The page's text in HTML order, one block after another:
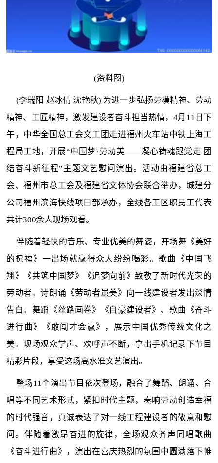
(资料图)
(李瑞阳 赵冰倩 沈艳秋) 为进一步弘扬劳模精神、劳动
精神、工匠精神，激发建设者奋斗担当热情，4月11日下
午，中华全国总工会文工团走进福州火车站中铁上海工
程局工地，开展“中国梦·劳动美——凝心铸魂跟党走 团
结奋斗新征程”主题文艺慰问演出。活动由福建省总工
会、福州市总工会及福建省文体协会联合举办，城建分
公司福州滨海快线项目部承办，全线各工区职民工代表
共计300余人现场观看。
伴随着轻快的音乐、专业优美的舞姿，开场舞《美好
的祝福》一出场就赢得众人纷纷喝彩。歌曲《中国飞
翔》《共筑中国梦》《追梦向前》致敬了新时代光荣的
劳动者。诗朗诵《劳动者虽美》向一线建设者发出深情
告白。舞蹈《丝路画卷》《自豪建设者》、歌曲《奋斗
进行曲》《敢闯才会赢》，展示中国优秀传统文化之
美。现场观众掌声、欢呼声不断，拿出手机记录下节目
精彩片段，享受这场高水准文艺演出。
整场11个演出节目依次登场，融合了舞蹈、朗诵、合
唱等不同艺术形式，紧扣时代主题，奏响劳动创造幸福
的时代强音，真诚表达了对一线工程建设者的敬意和慰
问。伴随着激昂奋进的旋律，全场观众齐声同唱歌曲
《奋斗进行曲》，演出在喜庆热烈的氛围中圆满落下帷